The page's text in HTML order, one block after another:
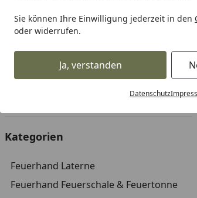
Sie können Ihre Einwilligung jederzeit in den
oder widerrufen.
Ja, verstanden
Datenschutz
Startseite
Feuerhand Zubehör
Ihre Artikelübersicht
Angebote Am
Kategorien
Feuerhand Laterne
Feuerhand Feuerschale & Feuertonne